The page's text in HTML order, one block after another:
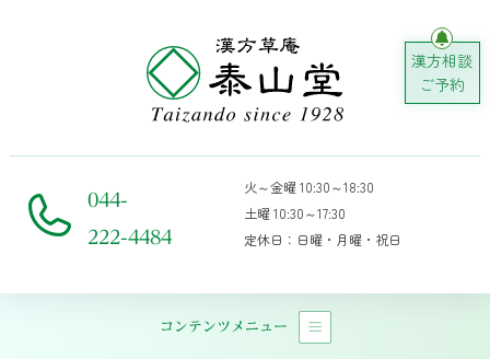
漢方相談
ご予約
044-
222-4484
火～金曜 10:30～18:30
土曜 10:30～17:30
定休日：日曜・月曜・祝日
メインナビゲーション
コンテンツメニュー